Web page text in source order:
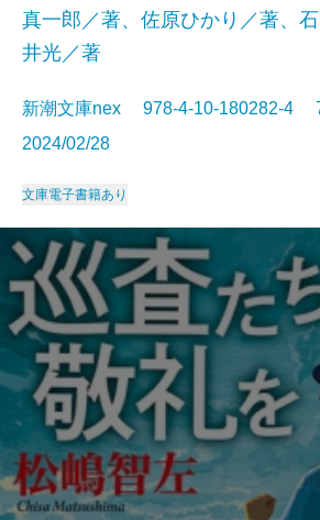
真一郎／著、佐原ひかり／著、
井光／著
新潮文庫nex 978-4-10-180282-4
2024/02/28
文庫電子書籍あり